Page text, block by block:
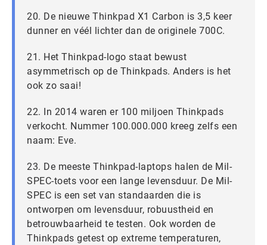
20. De nieuwe Thinkpad X1 Carbon is 3,5 keer
dunner en véél lichter dan de originele 700C.
21. Het Thinkpad-logo staat bewust
asymmetrisch op de Thinkpads. Anders is het
ook zo saai!
22. In 2014 waren er 100 miljoen Thinkpads
verkocht. Nummer 100.000.000 kreeg zelfs een
naam: Eve.
23. De meeste Thinkpad-laptops halen de Mil-
SPEC-toets voor een lange levensduur. De Mil-
SPEC is een set van standaarden die is
ontworpen om levensduur, robuustheid en
betrouwbaarheid te testen. Ook worden de
Thinkpads getest op extreme temperaturen,